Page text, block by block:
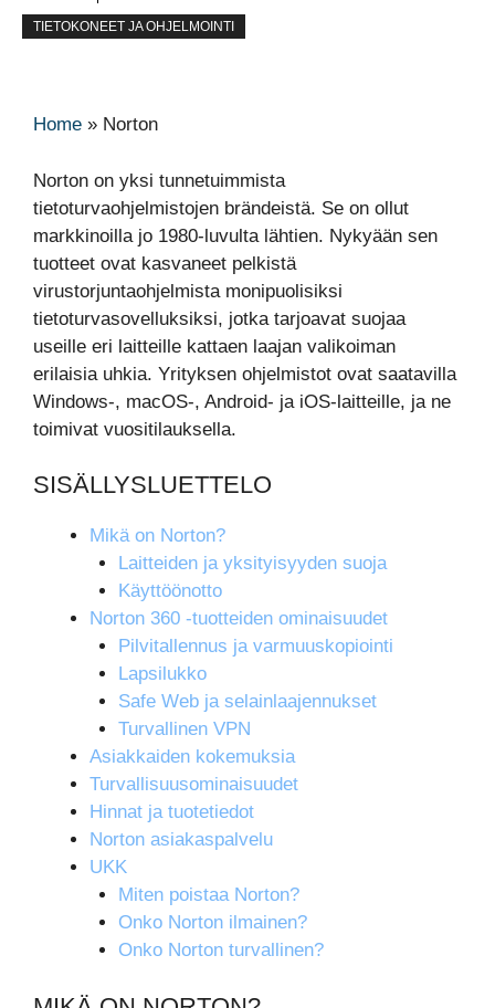
TIETOKONEET JA OHJELMOINTI
Home » Norton
Norton on yksi tunnetuimmista
tietoturvaohjelmistojen brändeistä. Se on ollut
markkinoilla jo 1980-luvulta lähtien. Nykyään sen
tuotteet ovat kasvaneet pelkistä
virustorjuntaohjelmista monipuolisiksi
tietoturvasovelluksiksi, jotka tarjoavat suojaa
useille eri laitteille kattaen laajan valikoiman
erilaisia uhkia. Yrityksen ohjelmistot ovat saatavilla
Windows-, macOS-, Android- ja iOS-laitteille, ja ne
toimivat vuositilauksella.
SISÄLLYSLUETTELO
Mikä on Norton?
Laitteiden ja yksityisyyden suoja
Käyttöönotto
Norton 360 -tuotteiden ominaisuudet
Pilvitallennus ja varmuuskopiointi
Lapsilukko
Safe Web ja selainlaajennukset
Turvallinen VPN
Asiakkaiden kokemuksia
Turvallisuusominaisuudet
Hinnat ja tuotetiedot
Norton asiakaspalvelu
UKK
Miten poistaa Norton?
Onko Norton ilmainen?
Onko Norton turvallinen?